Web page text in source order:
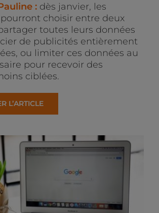
: dès janvier, les
choisir entre deux
toutes leurs données
de publicités entièrement
ou limiter ces données au
pour recevoir des
ciblées.
L’ARTICLE